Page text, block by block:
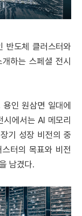
반도체 클러스터와
하는 스페셜 전시
인 원삼면 일대에
시에서는 AI 메모리
기 성장 비전의 중
터의 목표와 비전
남겼다.